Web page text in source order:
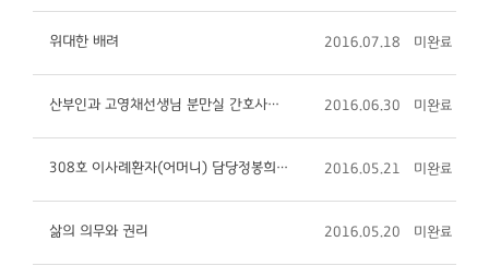
위대한 배려 2016.07.18 미완료
산부인과 고영채선생님 분만실 간호사선생님들 2016.06.30 미완료
308호 이사례환자(어머니) 담당정봉희 간호사님에 관하여 2016.05.21 미완료
삶의 의무와 권리 2016.05.20 미완료